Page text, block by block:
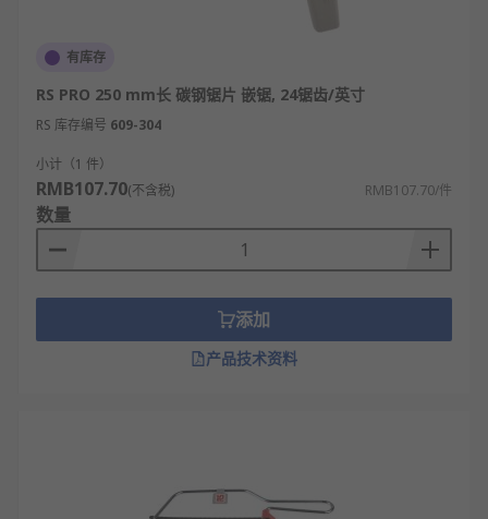
有库存
RS PRO 250 mm长 碳钢锯片 嵌锯, 24锯齿/英寸
RS 库存编号 609-304
小计（1 件）
RMB107.70(不含税) RMB107.70/件
数量
添加
产品技术资料